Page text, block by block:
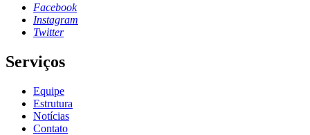
Facebook
Instagram
Twitter
Serviços
Equipe
Estrutura
Notícias
Contato